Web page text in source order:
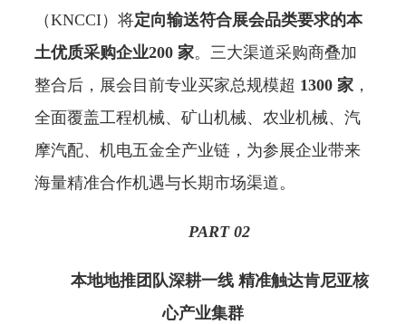
（KNCCI）将定向输送符合展会品类要求的本
土优质采购企业200 家。三大渠道采购商叠加
整合后，展会目前专业买家总规模超 1300 家 ，
全面覆盖工程机械、矿山机械、农业机械、汽
摩汽配、机电五金全产业链，为参展企业带来
海量精准合作机遇与长期市场渠道。
PART 02
本地地推团队深耕一线 精准触达肯尼亚核
心产业集群